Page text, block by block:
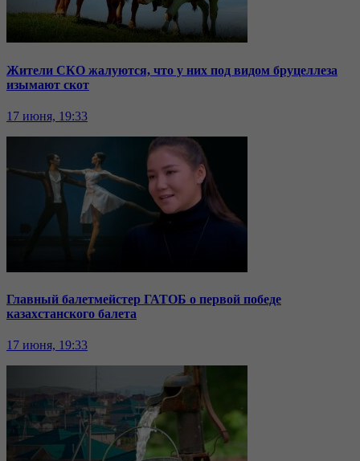
Жители СКО жалуются, что у них под видом бруцеллеза
изымают скот
17 июня, 19:33
Главный балетмейстер ГАТОБ о первой победе
казахстанского балета
17 июня, 19:33